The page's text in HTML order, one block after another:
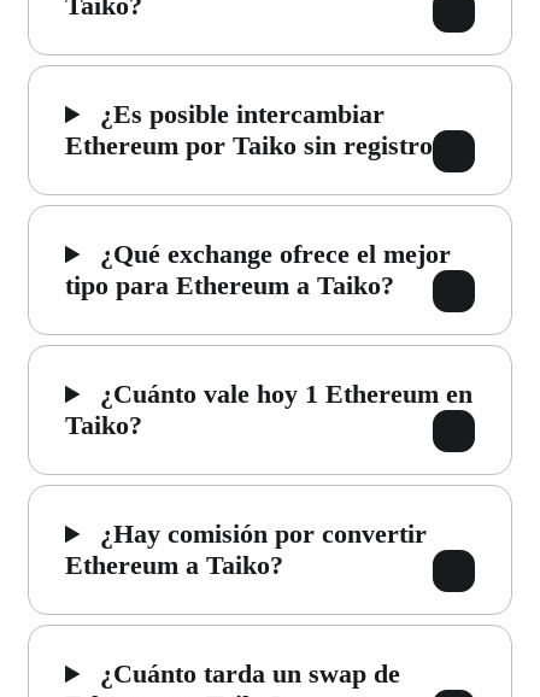
¿Es posible intercambiar
Ethereum por Taiko sin registro?
¿Qué exchange ofrece el mejor
tipo para Ethereum a Taiko?
¿Cuánto vale hoy 1 Ethereum en
Taiko?
¿Hay comisión por convertir
Ethereum a Taiko?
¿Cuánto tarda un swap de